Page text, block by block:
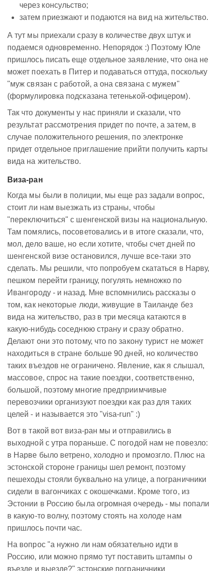
через консульство;
затем приезжают и подаются на вид на жительство.
А тут мы приехали сразу в количестве двух штук и
подаемся одновременно. Непорядок :) Поэтому Юле
пришлось писать еще отдельное заявление, что она не
может поехать в Питер и подаваться оттуда, поскольку
"муж связан с работой, а она связана с мужем"
(формулировка подсказана тетенькой-офицером).
Так что документы у нас приняли и сказали, что
результат рассмотрения придет по почте, а затем, в
случае положительного решения, по электронке
придет отдельное приглашение прийти получить карты
вида на жительство.
Виза-ран
Когда мы были в полиции, мы еще раз задали вопрос,
стоит ли нам выезжать из страны, чтобы
"переключиться" с шенгенской визы на национальную.
Там помялись, посоветовались и в итоге сказали, что,
мол, дело ваше, но если хотите, чтобы счет дней по
шенгенской визе остановился, лучше все-таки это
сделать. Мы решили, что попробуем скататься в Нарву,
пешком перейти границу, погулять немножко по
Ивангороду - и назад. Мне вспомнились рассказы о
том, как некоторые люди, живущие в Таиланде без
вида на жительство, раз в три месяца катаются в
какую-нибудь соседнюю страну и сразу обратно.
Делают они это потому, что по закону турист не может
находиться в стране больше 90 дней, но количество
таких въездов не ограничено. Явление, как я слышал,
массовое, спрос на такие поездки, соответственно,
большой, поэтому многие предприимчивые
перевозчики организуют поездки как раз для таких
целей - и называется это "visa-run" :)
Вот в такой вот виза-ран мы и отправились в
выходной с утра пораньше. С погодой нам не повезло:
в Нарве было ветрено, холодно и промозгло. Плюс на
эстонской стороне границы шел ремонт, поэтому
пешеходы стояли буквально на улице, а пограничники
сидели в вагончиках с окошечками. Кроме того, из
Эстонии в Россию была огромная очередь - мы попали
в какую-то волну, поэтому стоять на холоде нам
пришлось почти час.
На вопрос "а нужно ли нам обязательно идти в
Россию, или можно прямо тут поставить штампы о
въезде и выезде?" эстонские пограничники